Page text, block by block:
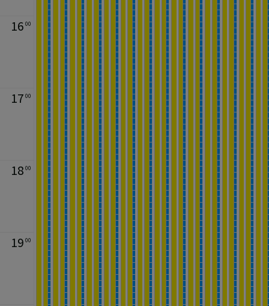
16 00
17 00
18 00
19 00